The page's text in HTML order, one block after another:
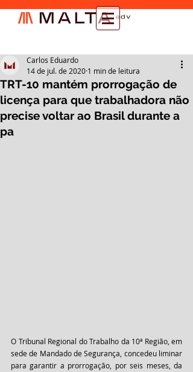
TRT-10 mantém prorrogação de
licença para que trabalhadora não
precise voltar ao Brasil durante a
pa
Carlos Eduardo
14 de jul. de 2020 1 min de leitura
O Tribunal Regional do Trabalho da 10ª Região, em
sede de Mandado de Segurança, concedeu liminar
para garantir a prorrogação, por seis meses, da